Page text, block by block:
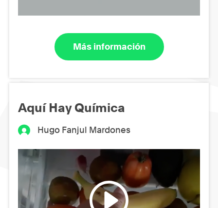
Más información
Aquí Hay Química
Hugo Fanjul Mardones